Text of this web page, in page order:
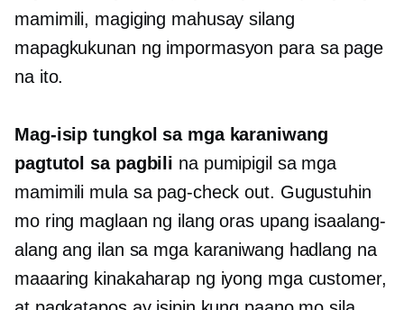
mamimili, magiging mahusay silang
mapagkukunan ng impormasyon para sa page
na ito.
Mag-isip tungkol sa mga karaniwang
pagtutol sa pagbili na pumipigil sa mga
mamimili mula sa pag-check out. Gugustuhin
mo ring maglaan ng ilang oras upang isaalang-
alang ang ilan sa mga karaniwang hadlang na
maaaring kinakaharap ng iyong mga customer,